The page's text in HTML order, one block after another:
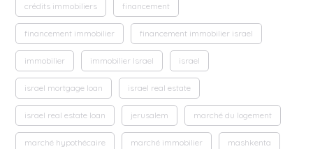
crédits immobiliers financement
financement immobilier financement immobilier israel
immobilier immobilier Israel israel
israel mortgage loan israel real estate
israel real estate loan jerusalem marché du logement
marché hypothécaire marché immobilier mashkenta